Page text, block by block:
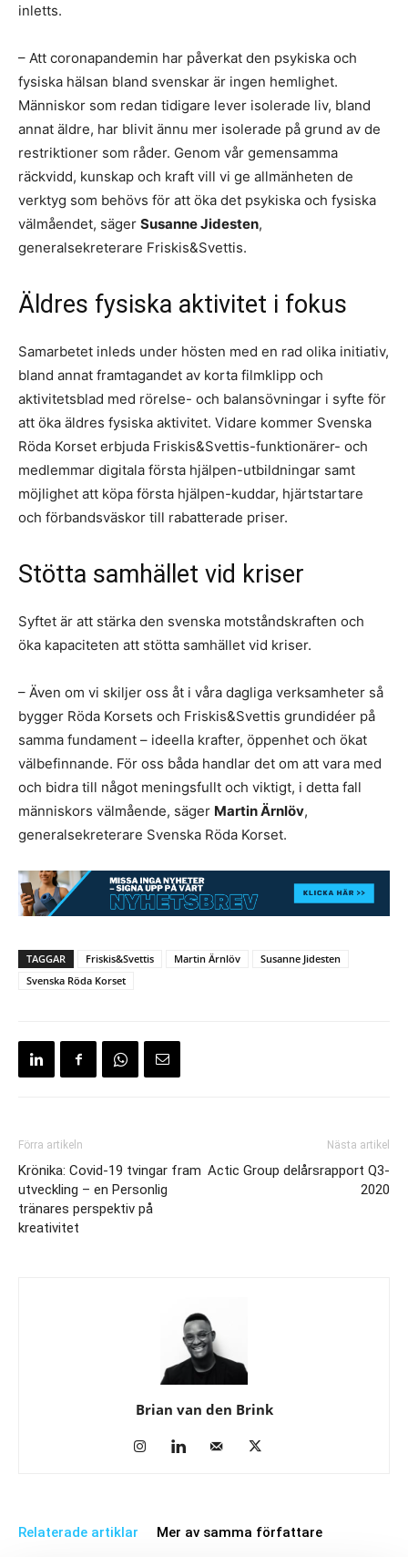
inletts.
– Att coronapandemin har påverkat den psykiska och
fysiska hälsan bland svenskar är ingen hemlighet.
Människor som redan tidigare lever isolerade liv, bland
annat äldre, har blivit ännu mer isolerade på grund av de
restriktioner som råder. Genom vår gemensamma
räckvidd, kunskap och kraft vill vi ge allmänheten de
verktyg som behövs för att öka det psykiska och fysiska
välmåendet, säger Susanne Jidesten,
generalsekreterare Friskis&Svettis.
Äldres fysiska aktivitet i fokus
Samarbetet inleds under hösten med en rad olika initiativ,
bland annat framtagandet av korta filmklipp och
aktivitetsblad med rörelse- och balansövningar i syfte för
att öka äldres fysiska aktivitet. Vidare kommer Svenska
Röda Korset erbjuda Friskis&Svettis-funktionärer- och
medlemmar digitala första hjälpen-utbildningar samt
möjlighet att köpa första hjälpen-kuddar, hjärtstartare
och förbandsväskor till rabatterade priser.
Stötta samhället vid kriser
Syftet är att stärka den svenska motståndskraften och
öka kapaciteten att stötta samhället vid kriser.
– Även om vi skiljer oss åt i våra dagliga verksamheter så
bygger Röda Korsets och Friskis&Svettis grundidéer på
samma fundament – ideella krafter, öppenhet och ökat
välbefinnande. För oss båda handlar det om att vara med
och bidra till något meningsfullt och viktigt, i detta fall
människors välmående, säger Martin Ärnlöv,
generalsekreterare Svenska Röda Korset.
TAGGAR Friskis&Svettis Martin Ärnlöv
Susanne Jidesten
Svenska Röda Korset
Förra artikeln
Krönika: Covid-19 tvingar fram
utveckling – en Personlig
tränares perspektiv på
kreativitet
Nästa artikel
Actic Group delårsrapport Q3-
2020
Brian van den Brink
Relaterade artiklar Mer av samma författare